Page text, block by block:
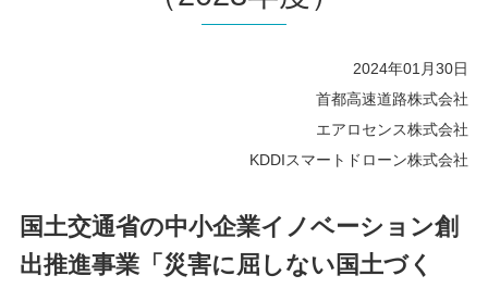
2024年01月30日
首都高速道路株式会社
エアロセンス株式会社
KDDIスマートドローン株式会社
国土交通省の中小企業イノベーション創
出推進事業「災害に屈しない国土づく